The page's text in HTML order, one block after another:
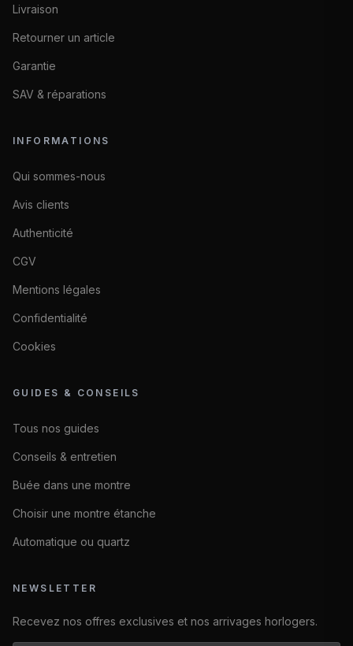
Livraison
Retourner un article
Garantie
SAV & réparations
INFORMATIONS
Qui sommes-nous
Avis clients
Authenticité
CGV
Mentions légales
Confidentialité
Cookies
GUIDES & CONSEILS
Tous nos guides
Conseils & entretien
Buée dans une montre
Choisir une montre étanche
Automatique ou quartz
NEWSLETTER
Recevez nos offres exclusives et nos arrivages horlogers.